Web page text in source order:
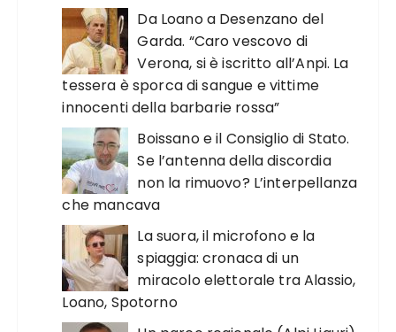
Da Loano a Desenzano del
Garda. “Caro vescovo di
Verona, si è iscritto all’Anpi. La
tessera è sporca di sangue e vittime
innocenti della barbarie rossa”
Boissano e il Consiglio di Stato.
Se l’antenna della discordia
non la rimuovo? L’interpellanza
che mancava
La suora, il microfono e la
spiaggia: cronaca di un
miracolo elettorale tra Alassio,
Loano, Spotorno